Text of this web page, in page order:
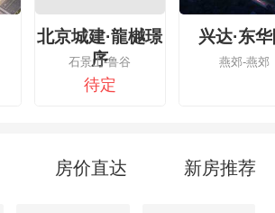
北京城建·龍樾璟
序
石景山-鲁谷
待定
兴达·东
燕郊-燕郊
房价直达 新房推荐